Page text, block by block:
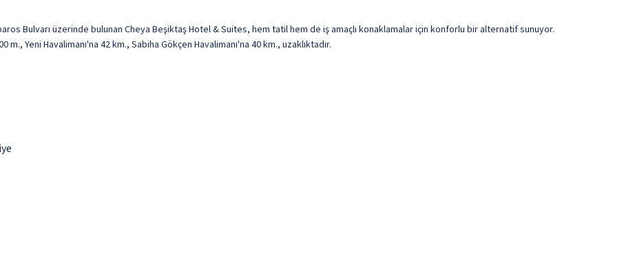
Bulvarı üzerinde bulunan Cheya Beşiktaş Hotel & Suites, hem tatil hem de iş amaçlı konaklamalar için konforlu bir alternatif sunuyor.
Yeni Havalimanı'na 42 km., Sabiha Gökçen Havalimanı'na 40 km., uzaklıktadır.